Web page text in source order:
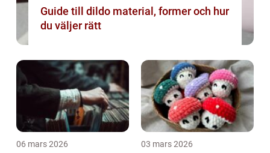
Guide till dildo material, former och hur
du väljer rätt
06 mars 2026 03 mars 2026